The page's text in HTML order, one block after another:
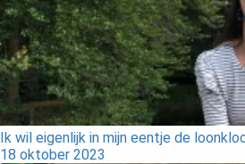
Ik wil eigenlijk in mijn eentje de
18 oktober 2023